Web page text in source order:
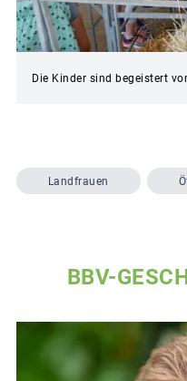
Die Kinder sind begeistert
Landfrauen
BBV-